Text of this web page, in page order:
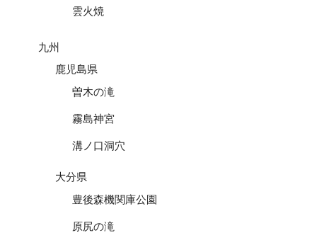
雲火焼
九州
鹿児島県
曽木の滝
霧島神宮
溝ノ口洞穴
大分県
豊後森機関庫公園
原尻の滝